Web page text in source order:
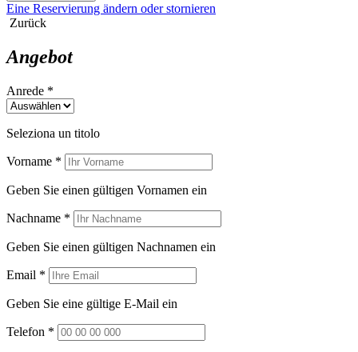
Eine Reservierung ändern oder stornieren
Zurück
Angebot
Anrede *
Seleziona un titolo
Vorname *
Geben Sie einen gültigen Vornamen ein
Nachname *
Geben Sie einen gültigen Nachnamen ein
Email *
Geben Sie eine gültige E-Mail ein
Telefon *